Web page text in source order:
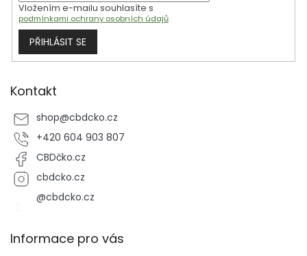
Vložením e-mailu souhlasíte s
podmínkami ochrany osobních údajů
PŘIHLÁSIT SE
Kontakt
shop@cbdcko.cz
+420 604 903 807
CBDčko.cz
cbdcko.cz
@cbdcko.cz
Informace pro vás